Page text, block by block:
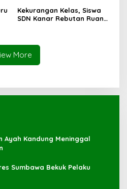
Kekurangan Kelas, Siswa
SDN Kanar Rebutan Ruang
More
Ayah Kandung Meninggal
Sumbawa Bekuk Pelaku